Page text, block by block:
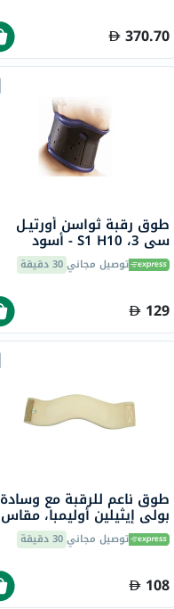
370.70
طوق رقبة ثواسن أورتيـل
سي 3، S1 H10 - أسود
توصيل مجاني30 دقيقة
129
طوق ناعم للرقبة مع وسادة
بولي إيثيلين أوليمبا، مقاس
كبير جدًا، OOH-012توصيل مجاني30 دقيقة
108